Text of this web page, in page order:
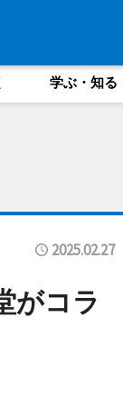
学ぶ・知る
2025.02.27
がコラ